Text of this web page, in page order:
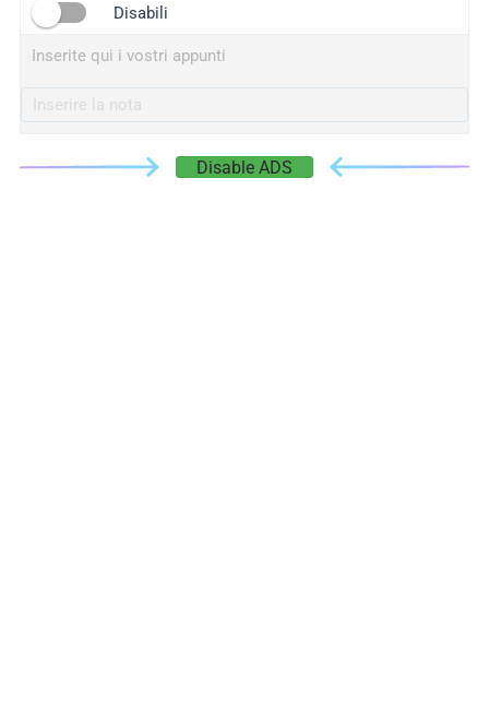
Disabili
Inserite qui i vostri appunti
Disable ADS